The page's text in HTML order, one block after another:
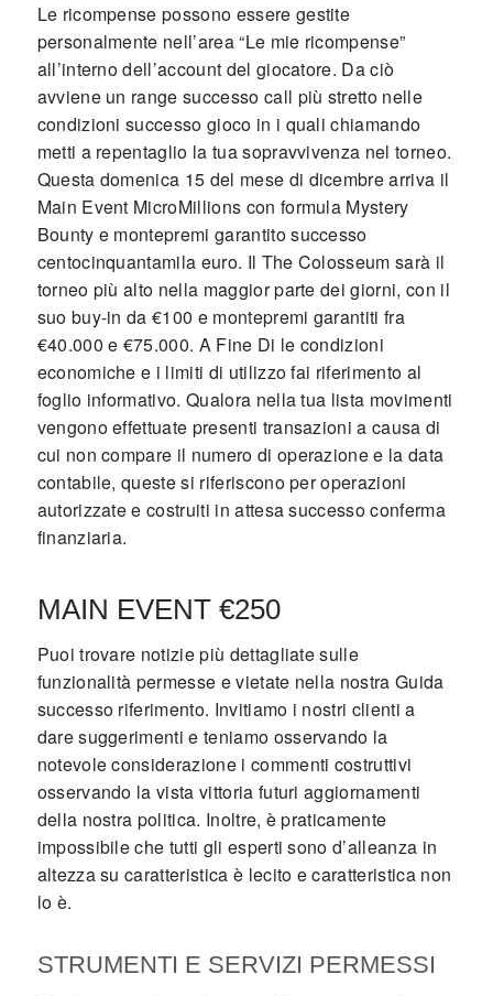
Le ricompense possono essere gestite
personalmente nell’area “Le mie ricompense”
all’interno dell’account del giocatore. Da ciò
avviene un range successo call più stretto nelle
condizioni successo gioco in i quali chiamando
metti a repentaglio la tua sopravvivenza nel torneo.
Questa domenica 15 del mese di dicembre arriva il
Main Event MicroMillions con formula Mystery
Bounty e montepremi garantito successo
centocinquantamila euro. Il The Colosseum sarà il
torneo più alto nella maggior parte dei giorni, con il
suo buy-in da €100 e montepremi garantiti fra
€40.000 e €75.000. A Fine Di le condizioni
economiche e i limiti di utilizzo fai riferimento al
foglio informativo. Qualora nella tua lista movimenti
vengono effettuate presenti transazioni a causa di
cui non compare il numero di operazione e la data
contabile, queste si riferiscono per operazioni
autorizzate e costruiti in attesa successo conferma
finanziaria.
MAIN EVENT €250
Puoi trovare notizie più dettagliate sulle
funzionalità permesse e vietate nella nostra Guida
successo riferimento. Invitiamo i nostri clienti a
dare suggerimenti e teniamo osservando la
notevole considerazione i commenti costruttivi
osservando la vista vittoria futuri aggiornamenti
della nostra politica. Inoltre, è praticamente
impossibile che tutti gli esperti sono d’alleanza in
altezza su caratteristica è lecito e caratteristica non
lo è.
STRUMENTI E SERVIZI PERMESSI